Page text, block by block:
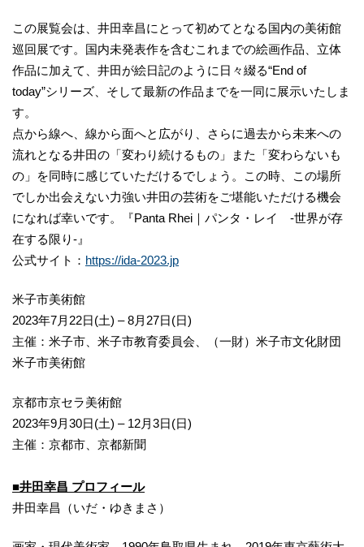
この展覧会は、井田幸昌にとって初めてとなる国内の美術館
巡回展です。国内未発表作を含むこれまでの絵画作品、立体
作品に加えて、井田が絵日記のように日々綴る“End of
today”シリーズ、そして最新の作品までを一同に展示いたしま
す。
点から線へ、線から面へと広がり、さらに過去から未来への
流れとなる井田の「変わり続けるもの」また「変わらないも
の」を同時に感じていただけるでしょう。この時、この場所
でしか出会えない力強い井田の芸術をご堪能いただける機会
になれば幸いです。『Panta Rhei｜パンタ・レイ -世界が存
在する限り-』
公式サイト： https://ida-2023.jp
米子市美術館
2023年7月22日(土) – 8月27日(日)
主催：米子市、米子市教育委員会、（一財）米子市文化財団
米子市美術館
京都市京セラ美術館
2023年9月30日(土) – 12月3日(日)
主催：京都市、京都新聞
■井田幸昌 プロフィール
井田幸昌（いだ・ゆきまさ）